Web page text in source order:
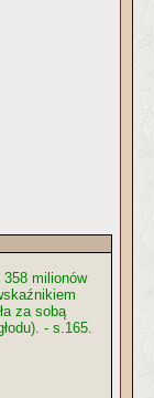
milionów
za sobą
- s.165.